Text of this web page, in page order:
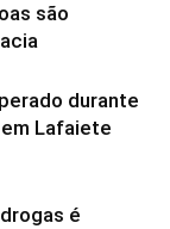
são
durante
Lafaiete
é